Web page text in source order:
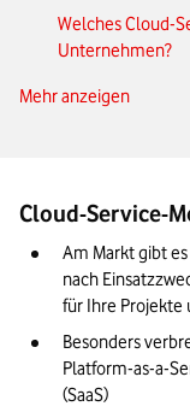
Welches Cloud-
Unternehmen?
Praxisbeispiele:
Modelle
Checkliste: In 7
Modell
Unser Fazit: Das
Mehr anzeigen
Cloud-Service-
Am Markt gibt
nach
für Ihre Projekte
Besonders
Platform-as-a-
(SaaS)